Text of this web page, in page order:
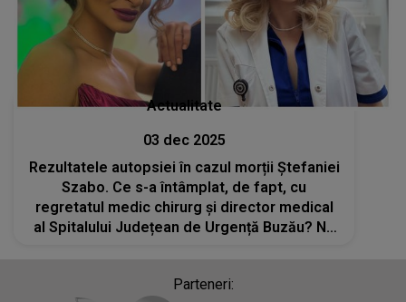
Actualitate
03 dec 2025
Rezultatele autopsiei în cazul morții Ștefaniei
Szabo. Ce s-a întâmplat, de fapt, cu
regretatul medic chirurg și director medical
al Spitalului Județean de Urgență Buzău? Nu
Parteneri: